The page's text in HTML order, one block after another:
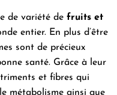
de variété de fruits et
entier. En plus d’être
sont de précieux
santé. Grâce à leur
et fibres qui
métabolisme ainsi que